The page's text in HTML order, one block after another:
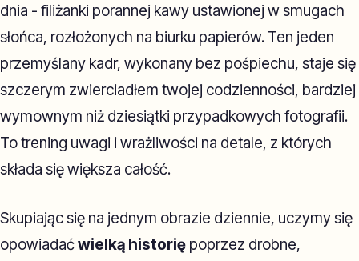
dnia - filiżanki porannej kawy ustawionej w smugach
słońca, rozłożonych na biurku papierów. Ten jeden
przemyślany kadr, wykonany bez pośpiechu, staje się
szczerym zwierciadłem twojej codzienności, bardziej
wymownym niż dziesiątki przypadkowych fotografii.
To trening uwagi i wrażliwości na detale, z których
składa się większa całość.
Skupiając się na jednym obrazie dziennie, uczymy się
opowiadaćwielką historię poprzez drobne,